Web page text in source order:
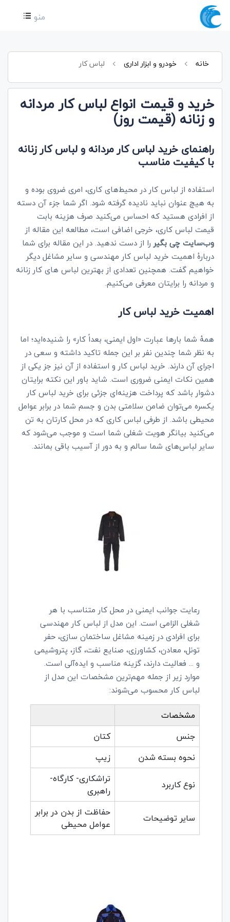
منو
خانه خودرو و ابزار اداری لباس کار
خرید و قیمت انواع لباس کار مردانه
و زنانه (قیمت روز)
راهنمای خرید لباس کار مردانه و لباس کار زنانه
با کیفیت مناسب
استفاده از لباس کار در محیط‌های کاری، امری ضروی بوده و
به هیچ عنوان نباید نادیده گرفته شود. اگر شما جزء آن دسته
از افرادی هستید که احساس می‌کنید صرف هزینه بابت
قیمت لباس کاری، خرجی اضافی است، مطالعه این مقاله از
وب‌سایت چی بگیر را از دست ندهید. در این مقاله برای شما
دربارۀ اهمیت خرید لباس کار مهندسی و سایر مشاغل دیگر
خواهیم گفت. همچنین تعدادی از بهترین لباس های کار زنانه
و مردانه را برایتان معرفی می‌کنیم.
اهمیت خرید لباس کار
همۀ شما بارها عبارت «اول ایمنی، بعداً کار» را شنیده‌اید؛ اما
به نظر شما چندین نفر بر این جمله تاکید داشته و سعی در
اجرای آن دارند. خرید لباس کار و استفاده از آن نیز جز یکی از
همین نکات ایمنی ضروری است. شاید باور این نکته برایتان
دشوار باشد که پرداخت هزینه‌ای جزئی برای خرید لباس کار
یکسره می‌توان ضامن سلامتی بدن و جسم شما در برابر عوامل
محیطی باشد. از طرفی لباس کاری که در محل کارتان به تن
می‌کنید بیانگر هویت شغلی‌ شما است و موجب می‌شود که
سایر لباس‌های شما سالم و به دور از آسیب باقی بمانند.
رعایت جوانب ایمنی در محل کار متناسب با هر
شغلی الزامی است. این مدل از لباس کار مهندسی
برای افرادی در زمینه مشاغل ساختمان سازی، حفر
تونل، معادن، کشاورزی، صنایع نفت، گاز، پتروشیمی
و ... فعالیت دارند، گزینه مناسب و ایده‌آلی است.
موارد زیر از جمله مهم‌ترین مشخصات این مدل از
لباس کار محسوب می‌شوند:
مشخصات
جنس
کتان
نحوه بسته شدن
زیپ
نوع کاربرد
تراشکاری- کارگاه-
راهبری
سایر توضیحات
حفاظت از بدن در برابر
عوامل محیطی